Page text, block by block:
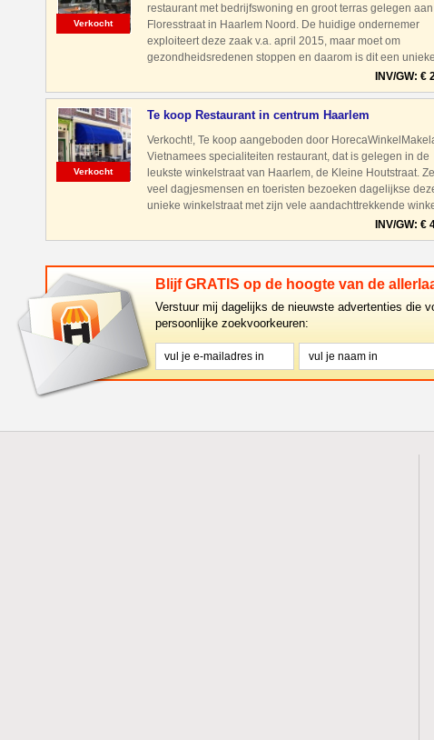
Verkocht
restaurant met bedrijfswoning en groot terras gelegen
Floresstraat in Haarlem Noord. De huidige ondernemer
exploiteert deze zaak v.a. april 2015, maar moet om
gezondheidsredenen stoppen en daarom is dit een unieke
kans voor een starter en/of ondernemerskoppel om een
klaar bedrij
INV/GW:
Verkocht
Te koop Restaurant in centrum Haarlem
Verkocht!, Te koop aangeboden door
Vietnamees specialiteiten restaurant, dat is gelegen in de
leukste winkelstraat van Haarlem, de Kleine Houtstraat.
veel dagjesmensen en toeristen bezoeken dagelijkse
unieke winkelstraat met zijn vele aandachttrekkende
en horecazaken. Ook met auto prima bereikbaar dankzij
INV/GW:
Blijf GRATIS op de hoogte van de
Verstuur mij dagelijks de nieuwste advertenties die
persoonlijke zoekvoorkeuren: